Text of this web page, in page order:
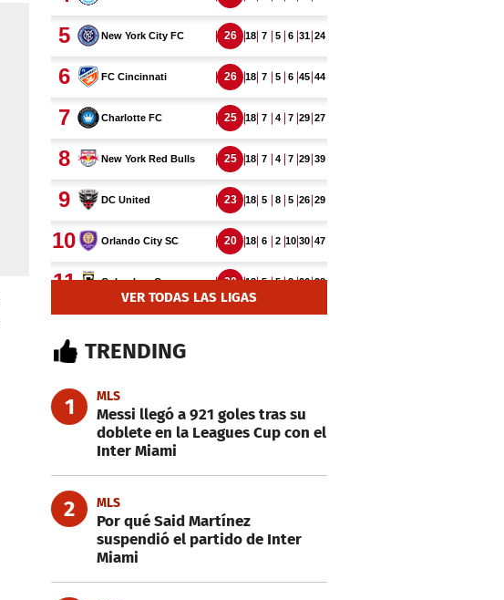
VER TODAS LAS LIGAS
TRENDING
1 MLS
Messi llegó a 921 goles tras su
doblete en la Leagues Cup con el
Inter Miami
2 MLS
Por qué Said Martínez
suspendió el partido de Inter
Miami